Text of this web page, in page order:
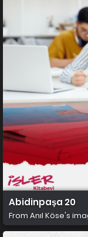
Abidinpaşa 20
From Anıl Köse's